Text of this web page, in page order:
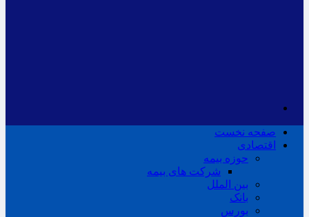
صفحه نخست
اقتصادی
حوزه بیمه
شرکت های بیمه
بین الملل
بانک
بورس